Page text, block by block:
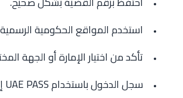
استخدم المواقع الحكومية
تأكد من اختيار الإمارة أو الجهة
سجل الدخول باستخدام UAE PASS إن أمكن.